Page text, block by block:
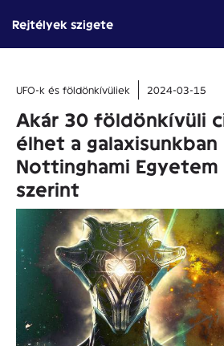
tartalomba
Rejtélyek szigete
UFO-k és földönkívüliek 2024-03-15
Akár 30 földönkívüli
élhet a galaxisunkban
Nottinghami
szerint